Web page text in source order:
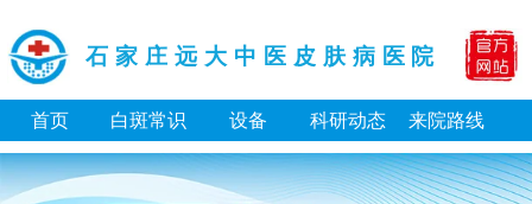
石家庄远大中医皮肤病医院
首页 白斑常识 设备 科研动态 来院路线